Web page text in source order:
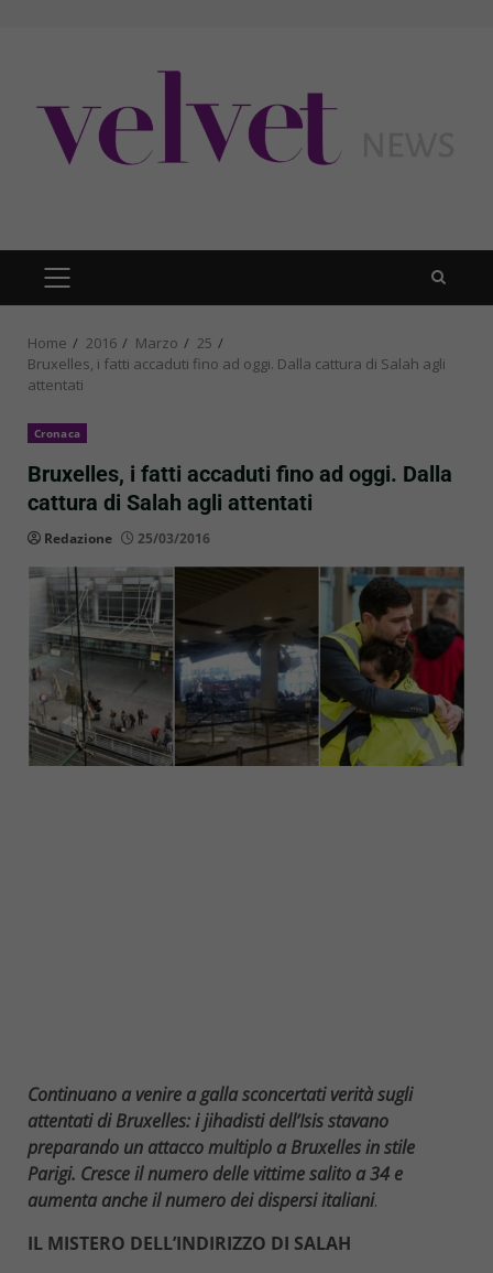
PRIMARY
MENU
Home 2016 Marzo
25
Bruxelles, i fatti accaduti fino ad oggi. Dalla cattura di Salah agli
attentati
Cronaca
Bruxelles, i fatti accaduti fino ad oggi. Dalla
cattura di Salah agli attentati
Redazione 25/03/2016
Continuano a venire a galla sconcertati verità sugli
attentati di Bruxelles: i jihadisti dell’Isis stavano
preparando un attacco multiplo a Bruxelles in stile
Parigi. Cresce il numero delle vittime salito a 34 e
aumenta anche il numero dei dispersi italiani.
IL MISTERO DELL’INDIRIZZO DI SALAH